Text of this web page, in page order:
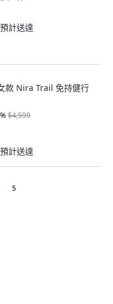
預計送達
款 Nira Trail 免持健行
%$4,599
預計送達
5